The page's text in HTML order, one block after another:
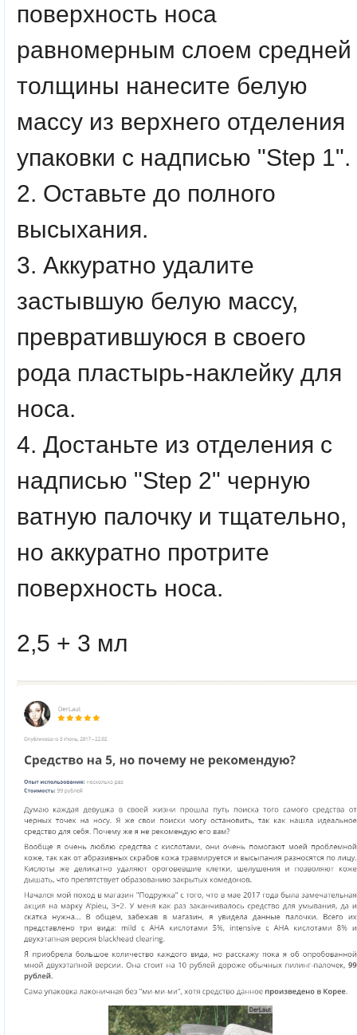
поверхность носа
равномерным слоем средней
толщины нанесите белую
массу из верхнего отделения
упаковки с надписью "Step 1".
2. Оставьте до полного
высыхания.
3. Аккуратно удалите
застывшую белую массу,
превратившуюся в своего
рода пластырь-наклейку для
носа.
4. Достаньте из отделения с
надписью "Step 2" черную
ватную палочку и тщательно,
но аккуратно протрите
поверхность носа.
2,5 + 3 мл